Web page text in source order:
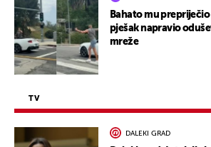
Bahato mu
pješak napravio
mreže
TV
DALEKI GRAD